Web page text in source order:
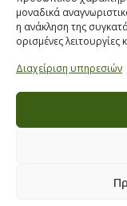
μοναδικά
η ανάκληση της
ορισμένες λειτουργίες
Διαχείριση υπηρεσιών
ΟΡΟΙ ΧΡΗΣΗΣ
ΠΟΛΙΤΙΚΗ
ΒΡΕΙΤΕ ΜΑΣ ΣΤΟ